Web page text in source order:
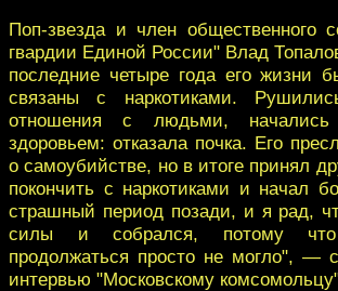
Поп-звезда и член общественного
гвардии Единой России" Влад
последние четыре года его жизни
связаны с наркотиками.
отношения с людьми,
здоровьем: отказала почка. Его
о самоубийстве, но в итоге принял
покончить с наркотиками и начал
страшный период позади, и я рад,
силы и собрался, потому
продолжаться просто не могло", —
интервью "Московскому